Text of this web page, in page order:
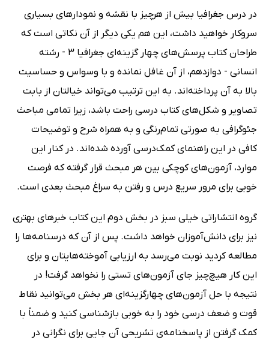
در درس جغرافیا بیش از هرچیز با نقشه و نمودارهای بسیاری
سروکار خواهید داشت، این هم یکی دیگر از آن نکاتی است که
طراحان کتاب پرسش‌های چهار گزینه‌ای جغرافیا 3 - رشته
انسانی - دوازدهم، از آن غافل نمانده و با وسواس و حساسیت
بالا به آن پرداخته‌اند. به این ترتیب می‌تواند خیالتان از بابت
تصاویر و شکل‌های کتاب درسی راحت باشد، زیرا تمامی مباحث
جئوگرافی به صورتی تمام‌رنگی و به همراه شرح و توضیحات
کافی در این راهنمای کمک‌درسی آورده شده‌اند. در کنار این
موارد، آزمون‌های کوچکی بین هر مبحث قرار گرفته که فرصت
خوبی برای مرور سریع درس و رفتن به سراغ مبحث بعدی است.
گروه انتشاراتی خیلی سبز در بخش دوم این کتاب خبرهای بهتری
نیز برای دانش‌آموزان خواهد داشت. پس از آن که درسنامه‌ها را
مطالعه کردید نوبت می‌رسد به ارزیابی آموخته‌هایتان و برای
این کار هیچ‌چیز جای آزمون‌های تستی را نخواهد گرفت! در
نتیجه با حل آزمون‌های چهارگزینه‌ای هر بخش می‌توانید نقاط
قوت و ضعف درسی خود را به خوبی بازشناسی کنید و ضمناً با
کمک گرفتن از پاسخنامه‌ی تشریحی آن جایی برای نگرانی در